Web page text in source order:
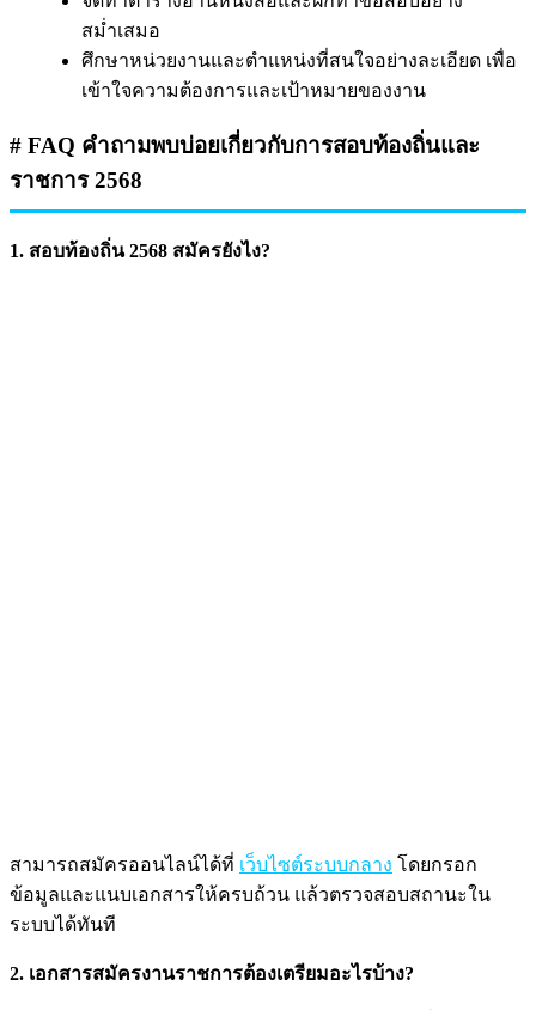
สม่ำเสมอ
ศึกษาหน่วยงานและตำแหน่งที่สนใจอย่างละเอียด เพื่อ
เข้าใจความต้องการและเป้าหมายของงาน
# FAQ คำถามพบบ่อยเกี่ยวกับการสอบท้องถิ่นและ
ราชการ 2568
1. สอบท้องถิ่น 2568 สมัครยังไง?
สามารถสมัครออนไลน์ได้ที่ เว็บไซต์ระบบกลาง โดยกรอก
ข้อมูลและแนบเอกสารให้ครบถ้วน แล้วตรวจสอบสถานะใน
ระบบได้ทันที
2. เอกสารสมัครงานราชการต้องเตรียมอะไรบ้าง?